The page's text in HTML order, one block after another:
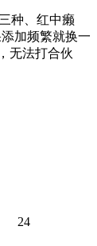
种、红中癞
加频繁就换一
无法打合伙
24